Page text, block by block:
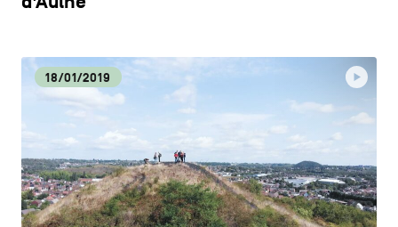
18/01/2019